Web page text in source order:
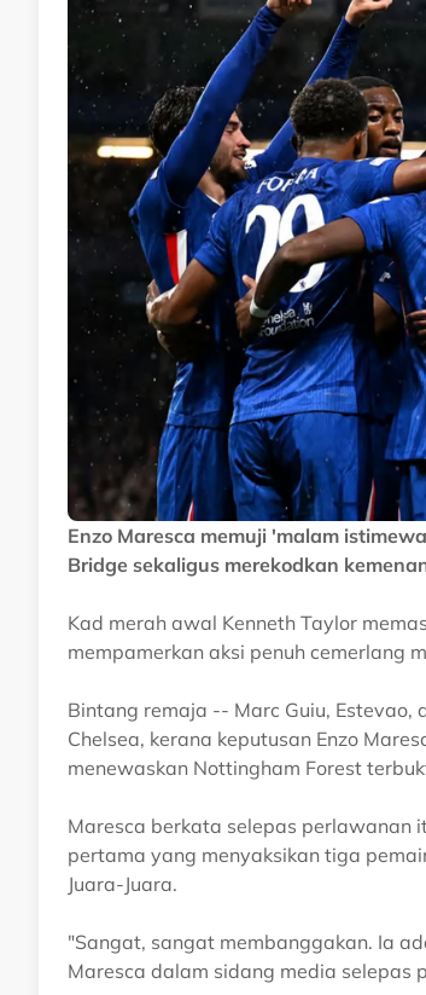
Enzo Maresca memuji 'malam
Bridge sekaligus merekodkan
Kad merah awal Kenneth Taylor
mempamerkan aksi penuh cemerlang
Bintang remaja -- Marc Guiu, Estevao,
Chelsea, kerana keputusan Enzo
menewaskan Nottingham Forest
Maresca berkata selepas perlawanan
pertama yang menyaksikan tiga
Juara-Juara.
"Sangat, sangat membanggakan. Ia
Maresca dalam sidang media selepas